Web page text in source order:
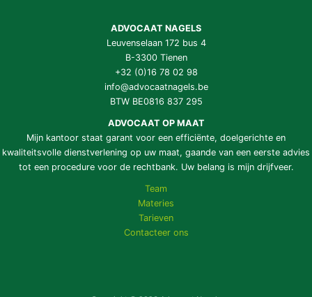
ADVOCAAT NAGELS
Leuvenselaan 172 bus 4
B-3300 Tienen
+32 (0)16 78 02 98
info@advocaatnagels.be
BTW BE0816 837 295
ADVOCAAT OP MAAT
Mijn kantoor staat garant voor een efficiënte, doelgerichte en
kwaliteitsvolle dienstverlening op uw maat, gaande van een eerste advies
tot een procedure voor de rechtbank. Uw belang is mijn drijfveer.
Team
Materies
Tarieven
Contacteer ons